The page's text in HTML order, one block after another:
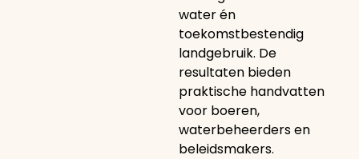
water én
toekomstbestendig
landgebruik. De
resultaten bieden
praktische handvatten
voor boeren,
waterbeheerders en
beleidsmakers.